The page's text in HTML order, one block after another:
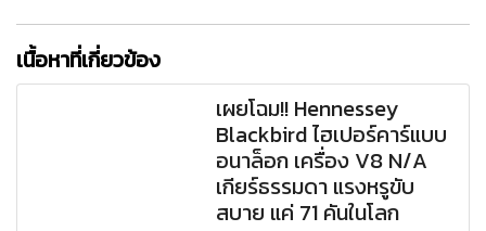
เนื้อหาที่เกี่ยวข้อง
เผยโฉม!! Hennessey
Blackbird ไฮเปอร์คาร์แบบ
อนาล็อก เครื่อง V8 N/A
เกียร์ธรรมดา แรงหรูขับ
สบาย แค่ 71 คันในโลก